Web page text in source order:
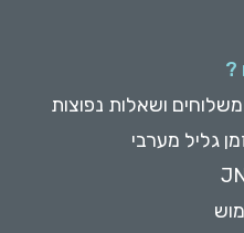
?
משלוחים ושאלות נפוצות
גליל מערבי